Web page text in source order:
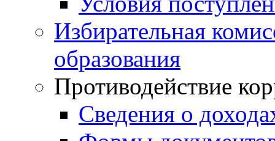
Избирательная
образования
Противодействие
Сведения о